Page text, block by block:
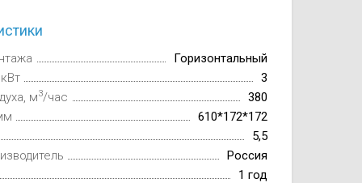
Горизонтальный
3
м3/час
380
610*172*172
5,5
Россия
1 год